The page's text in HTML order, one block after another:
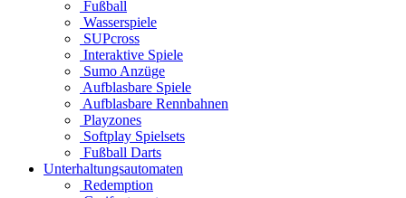
Fußball
Wasserspiele
SUPcross
Interaktive Spiele
Sumo Anzüge
Aufblasbare Spiele
Aufblasbare Rennbahnen
Playzones
Softplay Spielsets
Fußball Darts
Unterhaltungsautomaten
Redemption